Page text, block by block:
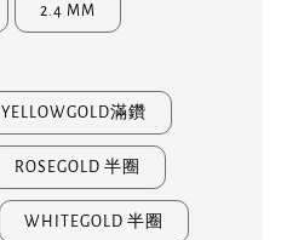
2.4 MM
YELLOWGOLD滿鑽
ROSEGOLD 半圈
WHITEGOLD 半圈